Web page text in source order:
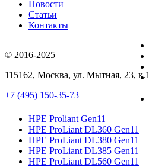
Новости
Статьи
Контакты
© 2016-2025
115162, Москва, ул. Мытная, 23, к.1
+7 (495) 150-35-73
HPE Proliant Gen11
HPE ProLiant DL360 Gen11
HPE ProLiant DL380 Gen11
HPE ProLiant DL385 Gen11
HPE ProLiant DL560 Gen11